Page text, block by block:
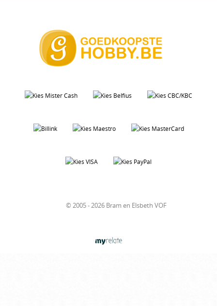
© 2005 - 2026 Bram en Elsbeth VOF